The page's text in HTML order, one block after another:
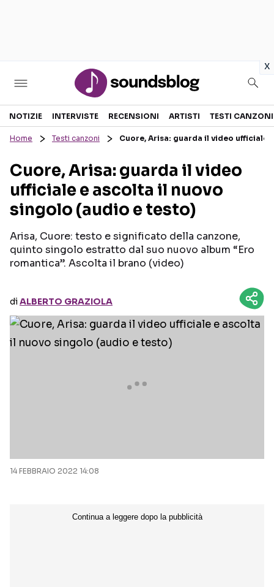
x
Sezioni
RECENSIONI MUSICALI
INTERVISTE
GOSSIP E CURIOSITÀ
TESTI CANZONI
TOUR ED EVENTI
TALENT SHOW
Seguici sui social
NOTIZIE INTERVISTE RECENSIONI ARTISTI TESTI CANZONI
Home Testi canzoni Cuore, Arisa: guarda il video ufficiale
Cuore, Arisa: guarda il video
ufficiale e ascolta il nuovo
singolo (audio e testo)
Arisa, Cuore: testo e significato della canzone,
quinto singolo estratto dal suo nuovo album “Ero
romantica”. Ascolta il brano (video)
diALBERTO GRAZIOLA
14 FEBBRAIO 2022 14:08